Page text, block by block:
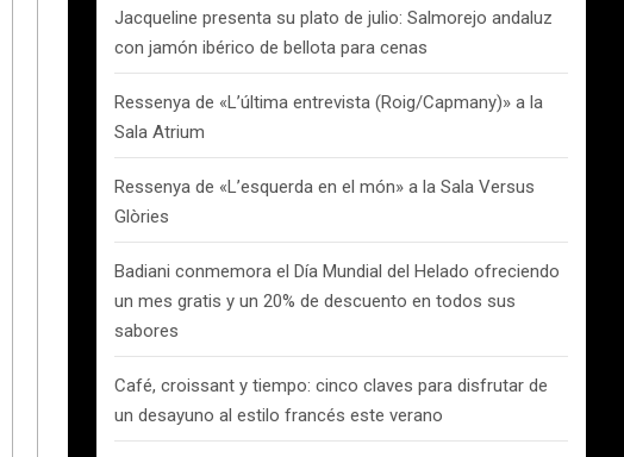
Jacqueline presenta su plato de julio: Salmorejo andaluz
con jamón ibérico de bellota para cenas
Ressenya de «L’última entrevista (Roig/Capmany)» a la
Sala Atrium
Ressenya de «L’esquerda en el món» a la Sala Versus
Glòries
Badiani conmemora el Día Mundial del Helado ofreciendo
un mes gratis y un 20% de descuento en todos sus
sabores
Café, croissant y tiempo: cinco claves para disfrutar de
un desayuno al estilo francés este verano